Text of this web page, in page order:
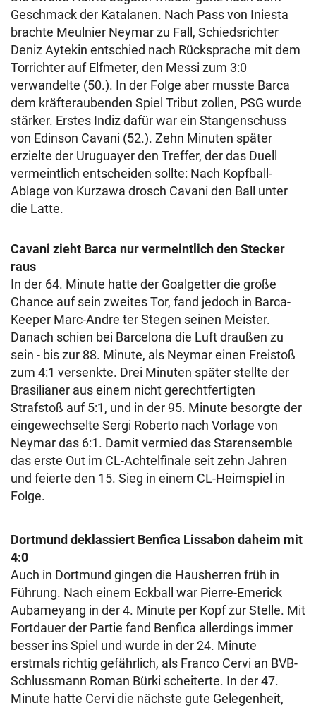
Geschmack der Katalanen. Nach Pass von Iniesta
brachte Meulnier Neymar zu Fall, Schiedsrichter
Deniz Aytekin entschied nach Rücksprache mit dem
Torrichter auf Elfmeter, den Messi zum 3:0
verwandelte (50.). In der Folge aber musste Barca
dem kräfteraubenden Spiel Tribut zollen, PSG wurde
stärker. Erstes Indiz dafür war ein Stangenschuss
von Edinson Cavani (52.). Zehn Minuten später
erzielte der Uruguayer den Treffer, der das Duell
vermeintlich entscheiden sollte: Nach Kopfball-
Ablage von Kurzawa drosch Cavani den Ball unter
die Latte.
Cavani zieht Barca nur vermeintlich den Stecker
raus
In der 64. Minute hatte der Goalgetter die große
Chance auf sein zweites Tor, fand jedoch in Barca-
Keeper Marc-Andre ter Stegen seinen Meister.
Danach schien bei Barcelona die Luft draußen zu
sein - bis zur 88. Minute, als Neymar einen Freistoß
zum 4:1 versenkte. Drei Minuten später stellte der
Brasilianer aus einem nicht gerechtfertigten
Strafstoß auf 5:1, und in der 95. Minute besorgte der
eingewechselte Sergi Roberto nach Vorlage von
Neymar das 6:1. Damit vermied das Starensemble
das erste Out im CL-Achtelfinale seit zehn Jahren
und feierte den 15. Sieg in einem CL-Heimspiel in
Folge.
Dortmund deklassiert Benfica Lissabon daheim mit
4:0
Auch in Dortmund gingen die Hausherren früh in
Führung. Nach einem Eckball war Pierre-Emerick
Aubameyang in der 4. Minute per Kopf zur Stelle. Mit
Fortdauer der Partie fand Benfica allerdings immer
besser ins Spiel und wurde in der 24. Minute
erstmals richtig gefährlich, als Franco Cervi an BVB-
Schlussmann Roman Bürki scheiterte. In der 47.
Minute hatte Cervi die nächste gute Gelegenheit,